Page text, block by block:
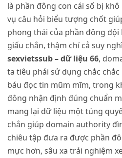
là phần đông con cái số bị
vụ câu hỏi biểu tượng chốt
phong thái của phần đông
giấu chắn, thậm chí cả suy
sexvietssub – dữ liệu 66,
ta tiêu phải sử dụng chắc
báu đọc tin mũm mĩm, trong
đông nhận định đúng chuẩn
mang lại dữ liệu một túng
chắn giúp domain authority
chiêu tập đưa ra được phần
mực hơn, sâu xa trải nghiệm